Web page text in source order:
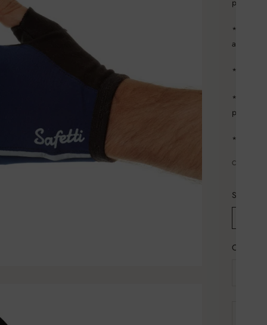
* Tela en
agarre
* Huellas
* Banda
para
* Tintas
Size:
Cantidad: